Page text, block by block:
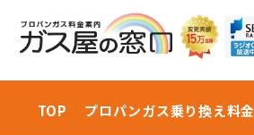
TOP プロパンガス乗り換え料金